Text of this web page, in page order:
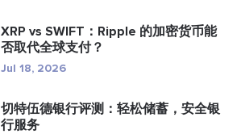
XRP vs SWIFT：Ripple 的加密货币能
否取代全球支付？
Jul 18, 2026
切特伍德银行评测：轻松储蓄，安全银
行服务